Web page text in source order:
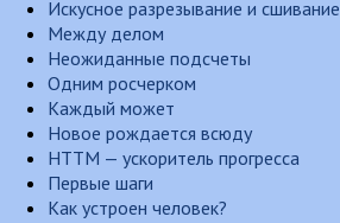
Искусное разрезывание и сшивание
Между делом
Неожиданные подсчеты
Одним росчерком
Каждый может
Новое рождается всюду
НТТМ — ускоритель прогресса
Первые шаги
Как устроен человек?